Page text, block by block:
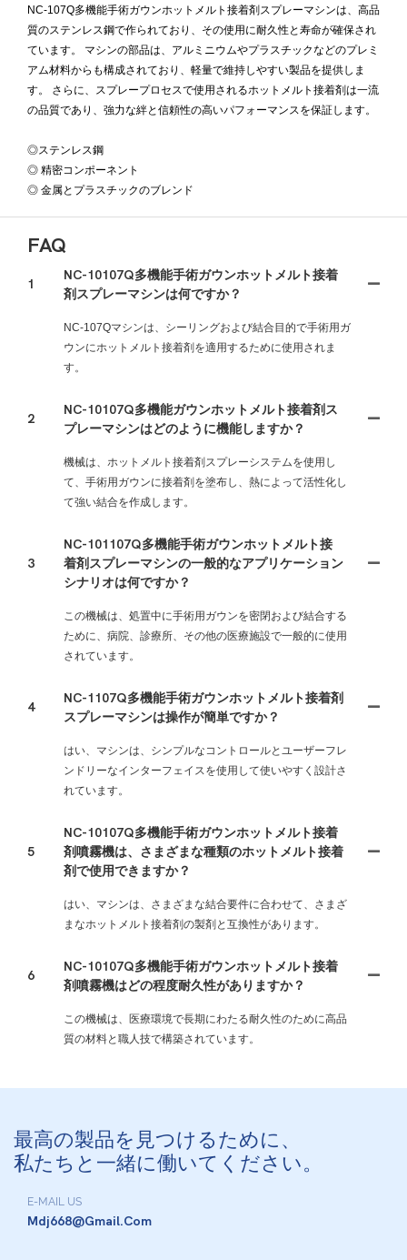
NC-107Q多機能手術ガウンホットメルト接着剤スプレーマシンは、高品
質のステンレス鋼で作られており、その使用に耐久性と寿命が確保され
ています。 マシンの部品は、アルミニウムやプラスチックなどのプレミ
アム材料からも構成されており、軽量で維持しやすい製品を提供しま
す。 さらに、スプレープロセスで使用されるホットメルト接着剤は一流
の品質であり、強力な絆と信頼性の高いパフォーマンスを保証します。
◎ステンレス鋼
◎ 精密コンポーネント
◎ 金属とプラスチックのブレンド
FAQ
1
NC-10107Q多機能手術ガウンホットメルト接着
剤スプレーマシンは何ですか？
NC-107Qマシンは、シーリングおよび結合目的で手術用ガ
ウンにホットメルト接着剤を適用するために使用されま
す。
2
NC-10107Q多機能ガウンホットメルト接着剤ス
プレーマシンはどのように機能しますか？
機械は、ホットメルト接着剤スプレーシステムを使用し
て、手術用ガウンに接着剤を塗布し、熱によって活性化し
て強い結合を作成します。
3
NC-101107Q多機能手術ガウンホットメルト接
着剤スプレーマシンの一般的なアプリケーション
シナリオは何ですか？
この機械は、処置中に手術用ガウンを密閉および結合する
ために、病院、診療所、その他の医療施設で一般的に使用
されています。
4
NC-1107Q多機能手術ガウンホットメルト接着剤
スプレーマシンは操作が簡単ですか？
はい、マシンは、シンプルなコントロールとユーザーフレ
ンドリーなインターフェイスを使用して使いやすく設計さ
れています。
5
NC-10107Q多機能手術ガウンホットメルト接着
剤噴霧機は、さまざまな種類のホットメルト接着
剤で使用できますか？
はい、マシンは、さまざまな結合要件に合わせて、さまざ
まなホットメルト接着剤の製剤と互換性があります。
6
NC-10107Q多機能手術ガウンホットメルト接着
剤噴霧機はどの程度耐久性がありますか？
この機械は、医療環境で長期にわたる耐久性のために高品
質の材料と職人技で構築されています。
最高の製品を見つけるために、
私たちと一緒に働いてください。
E-MAIL US
Mdj668@gmail.com